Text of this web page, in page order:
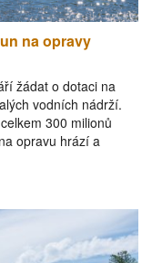
na opravy
žádat o dotaci na
vodních nádrží.
300 milionů
opravu hrází a